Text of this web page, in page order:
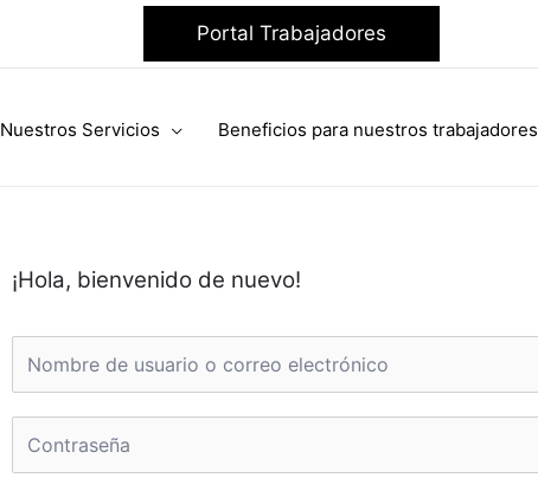
Portal Trabajadores
Nuestros Servicios Beneficios para nuestros trabajadores
¡Hola, bienvenido de nuevo!